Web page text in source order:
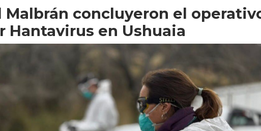
Malbrán concluyeron el
Hantavirus en Ushuaia